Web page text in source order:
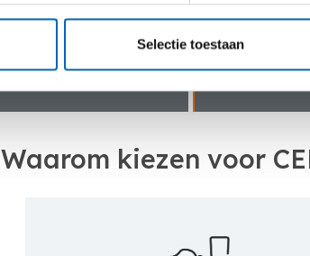
Selectie toestaan
de
Waarom kiezen voor